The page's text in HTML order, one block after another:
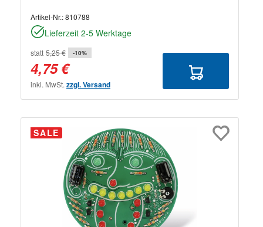
Artikel-Nr.:810788
Lieferzeit 2-5 Werktage
statt 5,25 € -10%
4,75 €
inkl. MwSt. zzgl. Versand
SALE